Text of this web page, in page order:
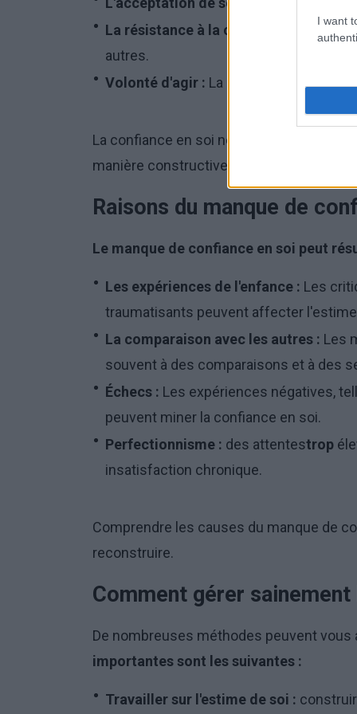
I want
La résistance à la critique :
Le
autres.
Volonté d'agir : La conviction que l'on
La confiance en soi ne signifie pas
manière constructive.
Raisons du manque de
Le manque de confiance en soi peut
Les expériences de l'enfance : Les
traumatisants peuvent affecter
La comparaison avec les autres : Les
souvent à des comparaisons et à des
Échecs : Les expériences négatives,
peuvent miner la confiance en soi.
Perfectionnisme : des attentestrop
insatisfaction chronique.
Comprendre les causes du manque de
reconstruire.
Comment gérer
De nombreuses méthodes peuvent vous
importantes sont les suivantes :
Travailler sur l'estime de soi :